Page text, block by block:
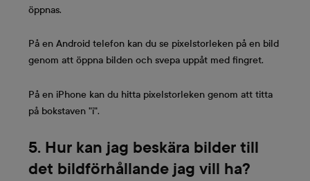
öppnas.
På en Android telefon kan du se pixelstorleken på en bild
genom att öppna bilden och svepa uppåt med fingret.
På en iPhone kan du hitta pixelstorleken genom att titta
på bokstaven "i".
5. Hur kan jag beskära bilder till
det bildförhållande jag vill ha?